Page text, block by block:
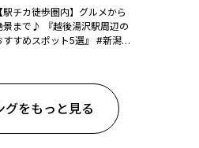
【駅チカ徒歩圏内】グルメから
景まで♪ 『越後湯沢駅周辺の
すすめスポット5選』 #新潟観
グをもっと見る